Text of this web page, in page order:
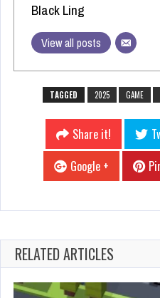
Black Ling
View all posts
TAGGED 2025 GAME
Share it!
Google +
RELATED ARTICLES